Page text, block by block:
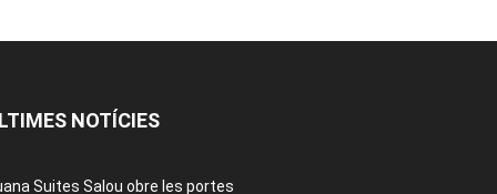
NOTÍCIES
Suites Salou obre les portes